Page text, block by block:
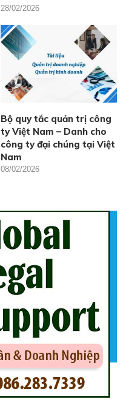
28/02/2026
Bộ quy tắc quản trị công
ty Việt Nam – Danh cho
công ty đại chúng tại Việt
Nam
08/02/2026